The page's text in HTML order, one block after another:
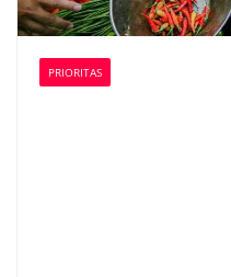
PRIORITAS